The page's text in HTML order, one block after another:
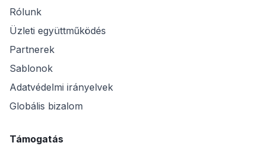
Rólunk
Üzleti együttműködés
Partnerek
Sablonok
Adatvédelmi irányelvek
Globális bizalom
Támogatás